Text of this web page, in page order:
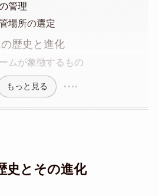
管理
場所の選定
歴史と進化
ムが象徴するもの
もっと見る
史とその進化